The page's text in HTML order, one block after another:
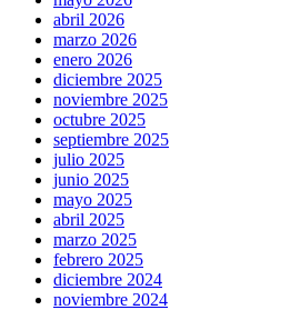
abril 2026
marzo 2026
enero 2026
diciembre 2025
noviembre 2025
octubre 2025
septiembre 2025
julio 2025
junio 2025
mayo 2025
abril 2025
marzo 2025
febrero 2025
diciembre 2024
noviembre 2024